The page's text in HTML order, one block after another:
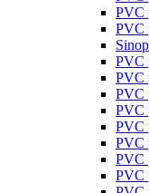
PVC
PVC
PVC
PVC
PVC
PVC
PVC
PVC
PVC
PVC